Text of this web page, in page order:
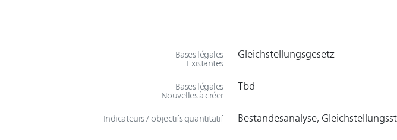
Bases légales
Existantes
Gleichstellungsgesetz
Bases légales
Nouvelles à créer
Tbd
Indicateurs / objectifs quantitatif Bestandesanalyse,